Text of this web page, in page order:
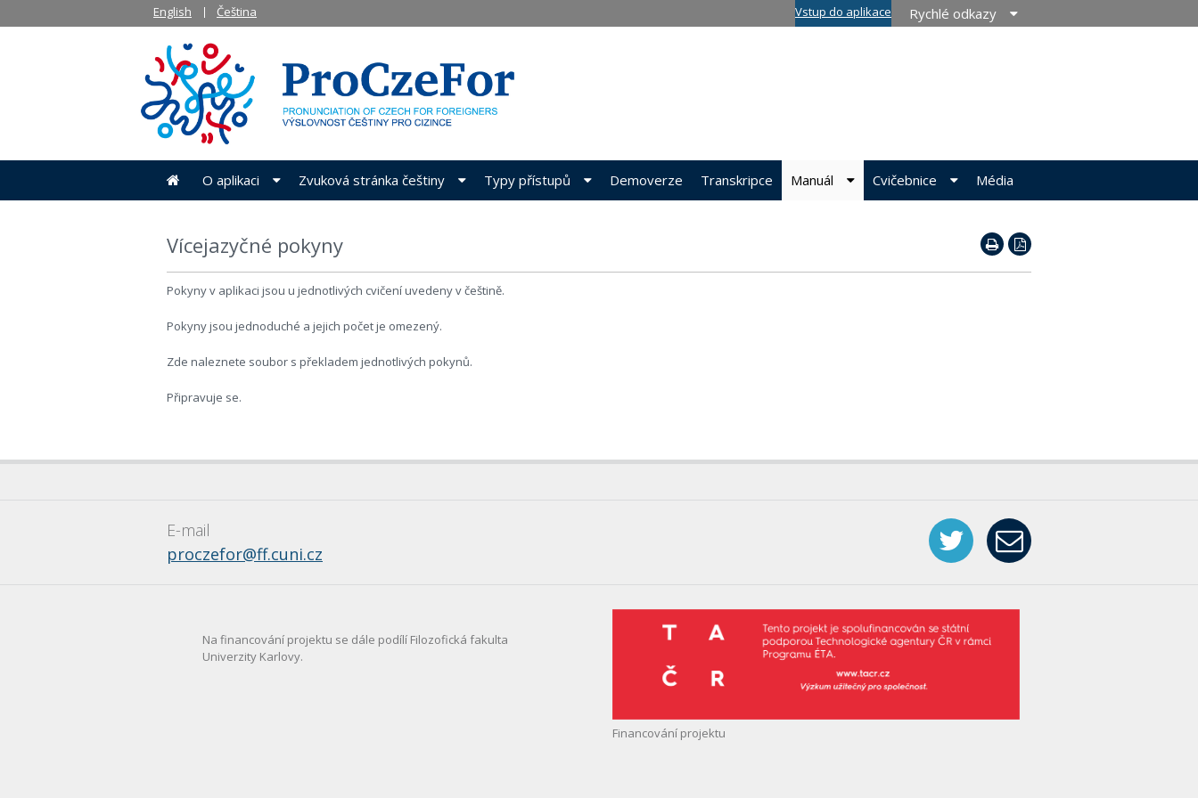
Vícejazyčné pokyny
Pokyny v aplikaci jsou u jednotlivých cvičení uvedeny v češtině.
Pokyny jsou jednoduché a jejich počet je omezený.
Zde naleznete soubor s překladem jednotlivých pokynů.
Připravuje se.
O aplikaci Zvuková stránka češtiny Typy přístupů Demoverze Transkripce Manuál Cvičebnice Média
English Čeština Rychlé odkazy
Vstup do aplikace
E-mail
proczefor@ff.cuni.cz
Na financování projektu se dále podílí Filozofická fakulta
Univerzity Karlovy.
Financování projektu